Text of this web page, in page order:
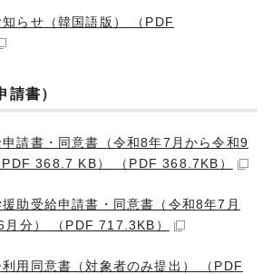
らせ（韓国語版） （PDF
請書）
請書・同意書（令和8年7月から令和9
368.7 KB） （PDF 368.7KB）
助受給申請書・同意書（令和8年7月
月分） （PDF 717.3KB）
用同意書（対象者のみ提出） （PDF